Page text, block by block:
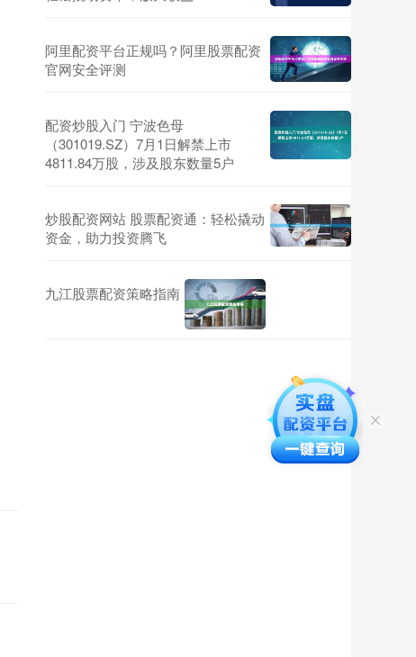
阿里配资平台正规吗？阿里股票配资
官网安全评测
配资炒股入门 宁波色母
（301019.SZ）7月1日解禁上市
4811.84万股，涉及股东数量5户
炒股配资网站 股票配资通：轻松撬动
资金，助力投资腾飞
九江股票配资策略指南